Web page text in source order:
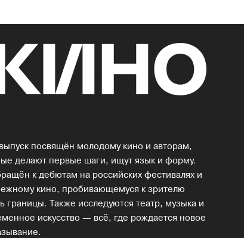
посвящён молодому кино и авторам,
делают первые шаги, ищут язык и форму.
к дебютам на российских фестивалях и
кино, пробивающемуся к зрителю
границы. Также исследуются театр, музыка и
искусство — всё, где рождается новое